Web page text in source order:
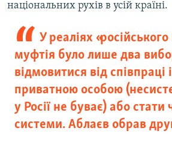
національних рухів в усій країні.
У реаліях
муфтія було лише два
відмовитися від співпраці
приватною особою
у Росії не буває) або
системи. Аблаєв обрав